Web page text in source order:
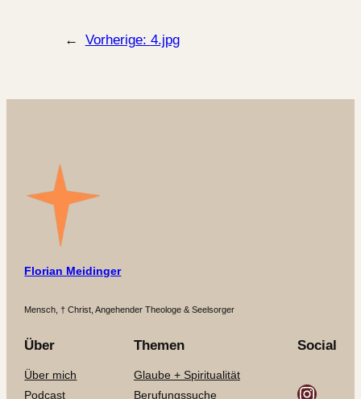
← Vorherige: 4.jpg
Florian Meidinger
Mensch, † Christ, Angehender Theologe & Seelsorger
Über
Über mich
Podcast
Themen
Glaube + Spiritualität
Berufungssuche
Social
Instagram